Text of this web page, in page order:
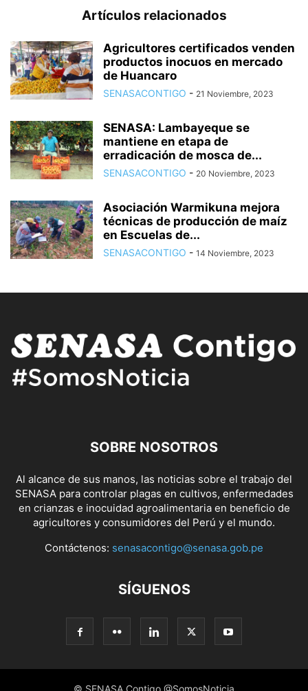
Artículos relacionados
Agricultores certificados venden
productos inocuos en mercado
de Huancaro
SENASACONTIGO - 21 Noviembre, 2023
SENASA: Lambayeque se
mantiene en etapa de
erradicación de mosca de...
SENASACONTIGO - 20 Noviembre, 2023
Asociación Warmikuna mejora
técnicas de producción de maíz
en Escuelas de...
SENASACONTIGO - 14 Noviembre, 2023
SOBRE NOSOTROS
Al alcance de sus manos, las noticias sobre el trabajo del
SENASA para controlar plagas en cultivos, enfermedades
en crianzas e inocuidad agroalimentaria en beneficio de
agricultores y consumidores del Perú y el mundo.
Contáctenos: senasacontigo@senasa.gob.pe
SÍGUENOS
© SENASA Contigo @SomosNoticia